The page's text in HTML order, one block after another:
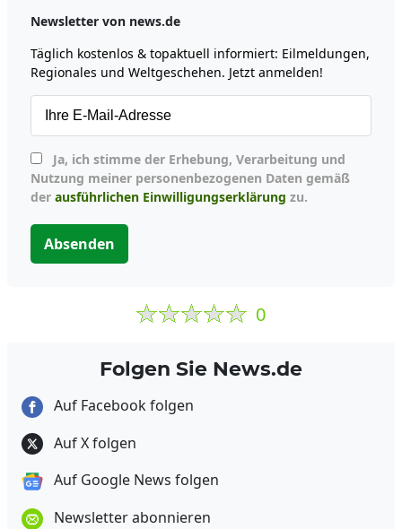
Newsletter von news.de
Täglich kostenlos & topaktuell informiert: Eilmeldungen,
Regionales und Weltgeschehen. Jetzt anmelden!
Nutzung meiner personenbezogenen Daten gemäß
der ausführlichen Einwilligungserklärung zu.
Absenden
0
Folgen Sie News.de
Auf Facebook folgen
Auf X folgen
Auf Google News folgen
Newsletter abonnieren